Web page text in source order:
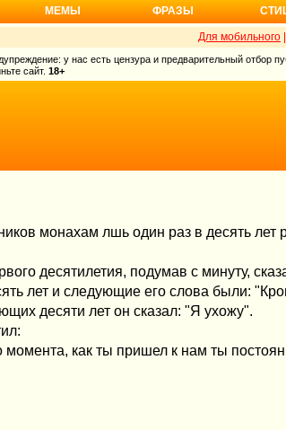
МЕМЫ ФРАЗЫ
Для мобильного
у нас есть цензура и предварительный отбор
сайт. 18+
монахам лшь один раз в десять лет
десятилетия, подумав с минуту,
лет и следующие его слова были:
десяти лет он сказал: "Я ухожу".
момента, как ты пришел к нам ты